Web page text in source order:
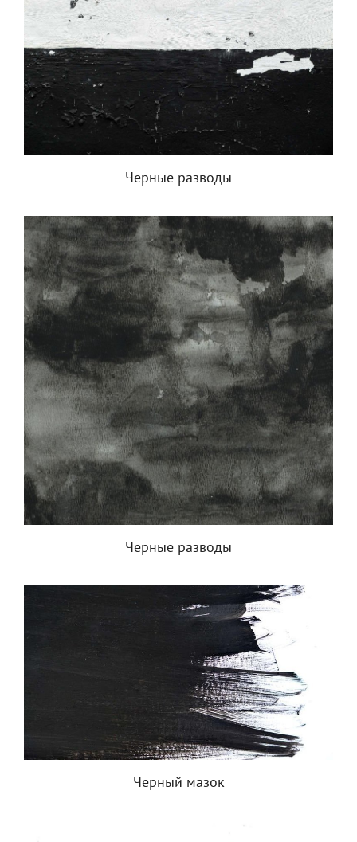
Черные разводы
Черные разводы
Черный мазок